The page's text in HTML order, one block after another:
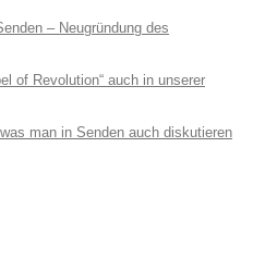
– Neugründung des
of Revolution“ auch in unserer
man in Senden auch diskutieren